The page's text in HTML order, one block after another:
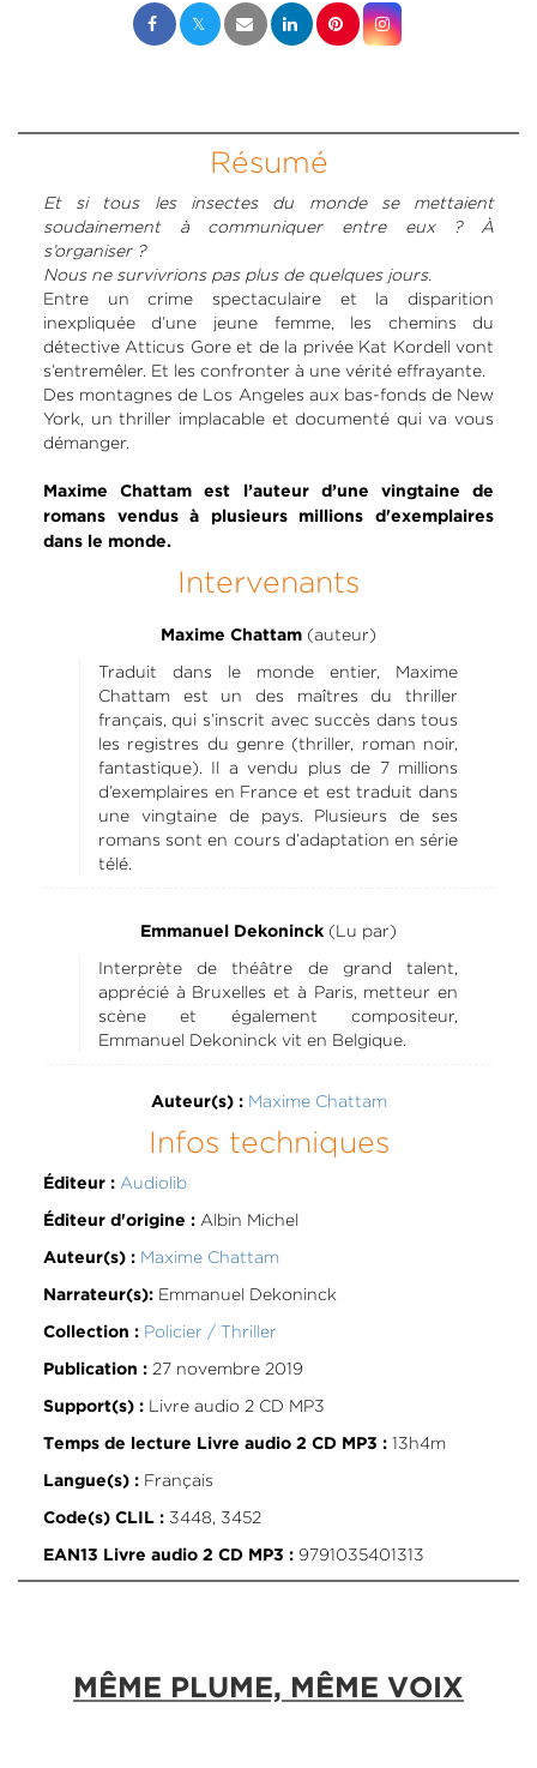
Résumé
Et si tous les insectes du monde se mettaient
soudainement à communiquer entre eux ? À
s’organiser ?
Nous ne survivrions pas plus de quelques jours.
Entre un crime spectaculaire et la disparition
inexpliquée d’une jeune femme, les chemins du
détective Atticus Gore et de la privée Kat Kordell vont
s’entremêler. Et les confronter à une vérité effrayante.
Des montagnes de Los Angeles aux bas-fonds de New
York, un thriller implacable et documenté qui va vous
démanger.
Maxime Chattam est l’auteur d’une vingtaine de
romans vendus à plusieurs millions d'exemplaires
dans le monde.
Intervenants
Maxime Chattam (auteur)
Traduit dans le monde entier, Maxime
Chattam est un des maîtres du thriller
français, qui s’inscrit avec succès dans tous
les registres du genre (thriller, roman noir,
fantastique). Il a vendu plus de 7 millions
d’exemplaires en France et est traduit dans
une vingtaine de pays. Plusieurs de ses
romans sont en cours d’adaptation en série
télé.
Emmanuel Dekoninck (Lu par)
Interprète de théâtre de grand talent,
apprécié à Bruxelles et à Paris, metteur en
scène et également compositeur,
Emmanuel Dekoninck vit en Belgique.
Auteur(s) : Maxime Chattam
Infos techniques
Éditeur : Audiolib
Éditeur d'origine :Albin Michel
Auteur(s) : Maxime Chattam
Narrateur(s):Emmanuel Dekoninck
Collection : Policier / Thriller
Publication :27 novembre 2019
Support(s) :Livre audio 2 CD MP3
Temps de lecture Livre audio 2 CD MP3 :13h4m
Langue(s) :Français
Code(s) CLIL :3448, 3452
EAN13 Livre audio 2 CD MP3 :9791035401313
MÊME PLUME, MÊME VOIX